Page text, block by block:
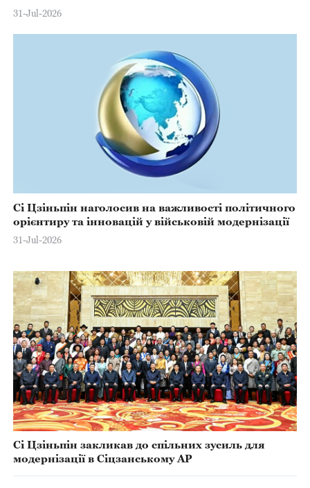
31-Jul-2026
Сі Цзіньпін наголосив на важливості політичного
орієнтиру та інновацій у військовій модернізації
31-Jul-2026
Сі Цзіньпін закликав до спільних зусиль для
модернізації в Сіцзанському АР